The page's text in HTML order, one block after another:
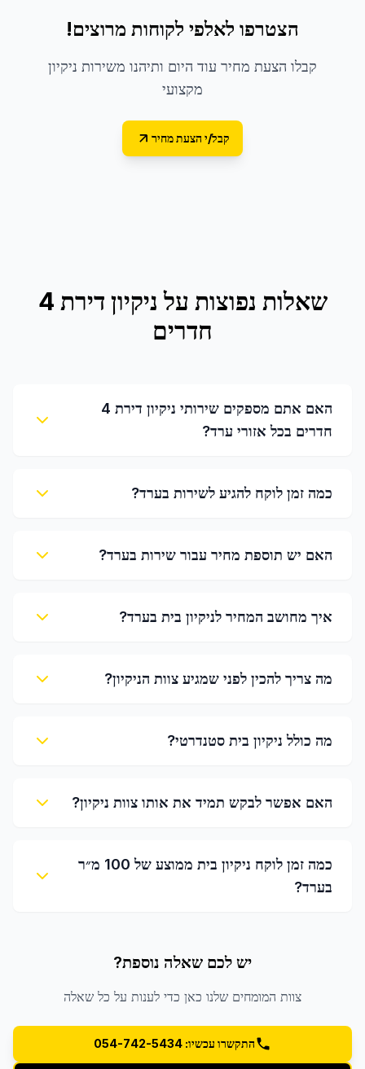
הצטרפו לאלפי לקוחות מרוצים!
קבלו הצעת מחיר עוד היום ותיהנו משירות ניקיון
מקצועי
קבל/י הצעת מחיר
שאלות נפוצות על
ניקיון דירת 4
חדרים
האם אתם מספקים שירותי ניקיון דירת 4
חדרים בכל אזורי ערד?
כמה זמן לוקח להגיע לשירות בערד?
האם יש תוספת מחיר עבור שירות בערד?
איך מחושב המחיר לניקיון בית בערד?
מה צריך להכין לפני שמגיע צוות הניקיון?
מה כולל ניקיון בית סטנדרטי?
האם אפשר לבקש תמיד את אותו צוות ניקיון?
כמה זמן לוקח ניקיון בית ממוצע של 100 מ״ר
בערד?
יש לכם שאלה נוספת?
צוות המומחים שלנו כאן כדי לענות על כל שאלה
התקשרו עכשיו: 054-742-5434